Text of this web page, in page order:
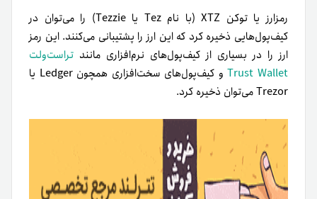
رمزارز یا توکن XTZ (با نام Tez یا Tezzie) را می‌‎توان در
کیف‌پول‌هایی ذخیره کرد که این ارز را پشتیبانی می‌کنند. این رمز
ارز را در بسیاری از کیف‌پول‌های نرم‌افزاری مانند تراست‌ولت
Trust Wallet
و کیف‌پول‌های سخت‌افزاری همچون Ledger یا
Trezor می‌توان ذخیره کرد.